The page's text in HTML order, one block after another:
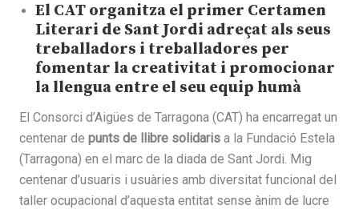
El CAT organitza el primer Certamen
Literari de Sant Jordi adreçat als seus
treballadors i treballadores per
fomentar la creativitat i promocionar
la llengua entre el seu equip humà
El Consorci d’Aigües de Tarragona (CAT) ha encarregat un
centenar de punts de llibre solidaris a la Fundació Estela
(Tarragona) en el marc de la diada de Sant Jordi. Mig
centenar d’usuaris i usuàries amb diversitat funcional del
taller ocupacional d’aquesta entitat sense ànim de lucre